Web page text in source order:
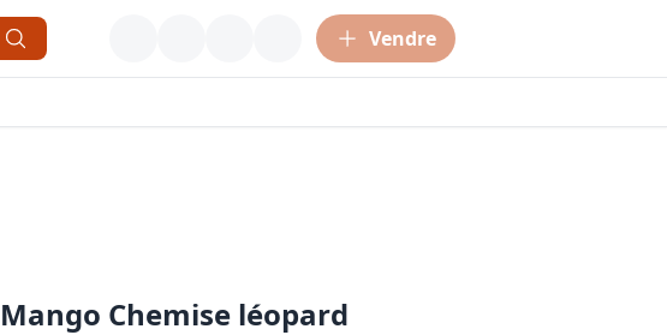
Vendre
Mango Chemise léopard